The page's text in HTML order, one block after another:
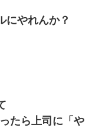
にやれんか？
たら上司に「や